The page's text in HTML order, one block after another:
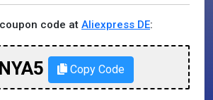
code at Aliexpress DE:
Copy Code